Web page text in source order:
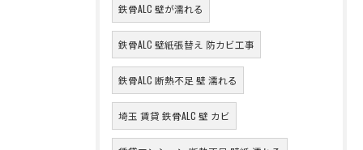
鉄骨ALC 壁が濡れる
鉄骨ALC 壁紙張替え 防カビ工事
鉄骨ALC 断熱不足 壁 濡れる
埼玉 賃貸 鉄骨ALC 壁 カビ